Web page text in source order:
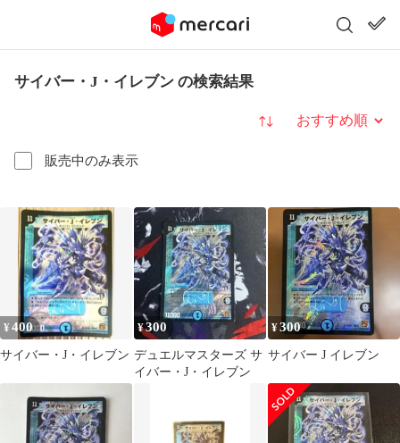
サイバー・J・イレブン の検索結果
販売中のみ表示
並び替え
¥400
サイバー・J・イレブン
¥300
デュエルマスターズ サ
イバー・J・イレブン
¥300
サイバー J イレブン